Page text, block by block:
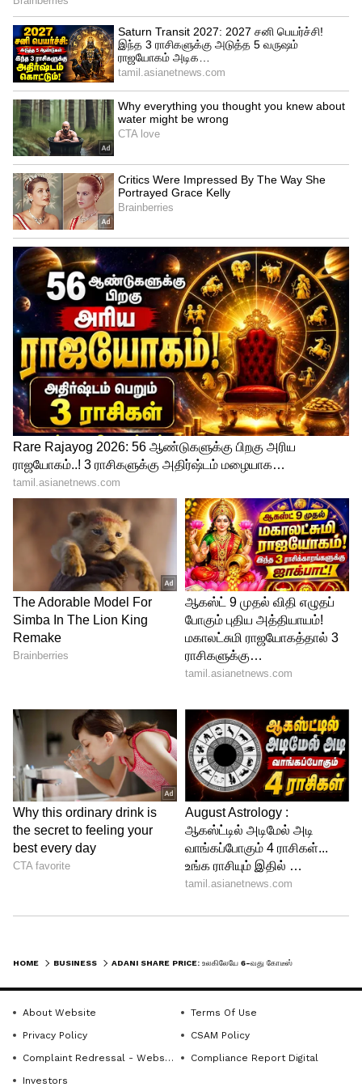
அதானி க்ரீன் நிறுவனம்
அதானி குழுமத்தில் உள்ள அதானி க்ரீன்
எனர்ஜி நிறுவனத்தின் பங்குகள் விலை 20
சதவீதம் அதிகரித்ததன்விளைவுதான்
அதானிக்கு 900 கோடி டாலர் கூடுதலாக
சொத்து சேர்ந்தது. மும்பைப்
பங்குச்சந்தையின் முடிவில் அதானி க்ரீன்
எனர்ஜியின் ஒரு பங்கு மதிப்பு ரூ.2,788ஆக
அதிகரித்தது. பங்குச்சந்தையில் டாப்10
மதிப்பு மிக்க பட்டியலிலும் க்ரீன் எனர்ஜி
இடம் பிடித்தது.
அந்நிய முதலீடு
பார்தி ஏர்டெல் நிறுவனத்தின் மதிப்பைவிட
அதானியின் க்ரீன் எனர்ஜி நிறுவனத்தின்
சொத்து நேற்றைய வர்த்தக்தில் அதிகரி்த்து,
ரூ.4.22 லட்சம் கோடியாகஉயர்ந்தது. அதானி
க்ரீன் எனர்ஜியின் பங்குகளும் கடந்த 2
நாட்களில் 29 சதவீதம் வளர்ச்சி அடைந்தன.
HOME BUSINESS
About Website
Terms Of Use
Privacy Policy
CSAM Policy
Complaint Redressal - Website
Compliance Report Digital
Investors